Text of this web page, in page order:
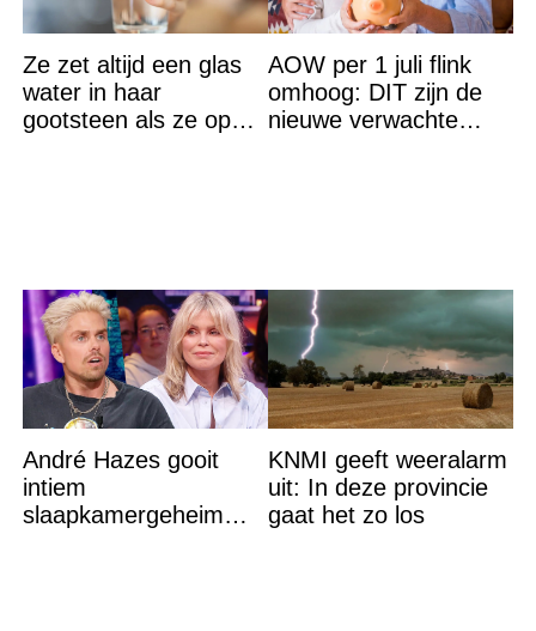
Ze zet altijd een glas
water in haar
gootsteen als ze op
AOW per 1 juli flink
omhoog: DIT zijn de
nieuwe verwachte
André Hazes gooit
intiem
slaapkamergeheim
KNMI geeft weeralarm
uit: In deze provincie
gaat het zo los